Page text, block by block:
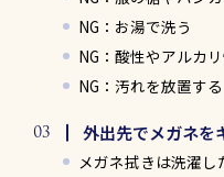
NG：お湯で洗う
NG：酸性やアルカ
NG：汚れを放置する
外出先でメガネを
メガネ拭きは洗濯